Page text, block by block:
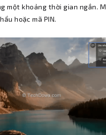
một khoảng thời gian ngắn.
hoặc mã PIN.